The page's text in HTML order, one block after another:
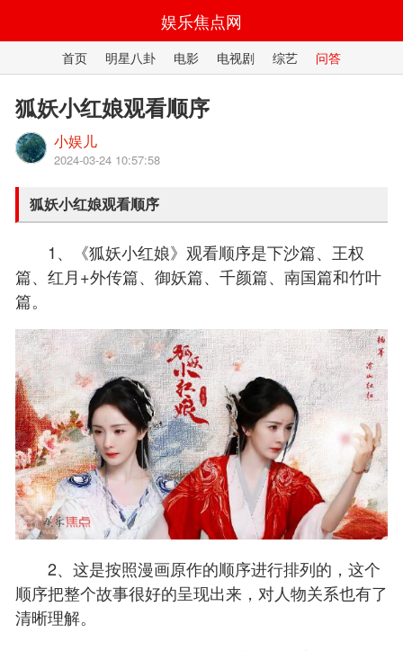
娱乐焦点网
首页 明星八卦 电影 电视剧 综艺 问答
狐妖小红娘观看顺序
小娱儿
2024-03-24 10:57:58
狐妖小红娘观看顺序
1、《狐妖小红娘》观看顺序是下沙篇、王权
篇、红月+外传篇、御妖篇、千颜篇、南国篇和竹叶
篇。
2、这是按照漫画原作的顺序进行排列的，这个
顺序把整个故事很好的呈现出来，对人物关系也有了
清晰理解。